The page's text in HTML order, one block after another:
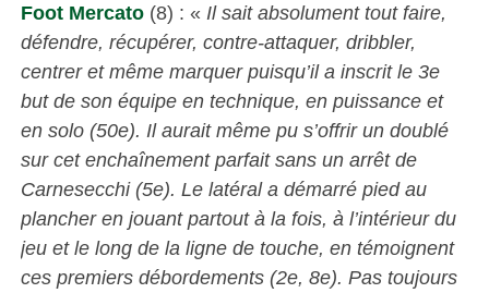
Foot Mercato(8) : « Il sait absolument tout faire,
défendre, récupérer, contre-attaquer, dribbler,
centrer et même marquer puisqu’il a inscrit le 3e
but de son équipe en technique, en puissance et
en solo (50e). Il aurait même pu s’offrir un doublé
sur cet enchaînement parfait sans un arrêt de
Carnesecchi (5e). Le latéral a démarré pied au
plancher en jouant partout à la fois, à l’intérieur du
jeu et le long de la ligne de touche, en témoignent
ces premiers débordements (2e, 8e). Pas toujours